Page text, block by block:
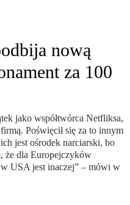
nową
za 100
jako współtwórca Netfliksa,
Poświęcił się za to innym
jest ośrodek narciarski, bo
że dla Europejczyków
USA jest inaczej” – mówi w